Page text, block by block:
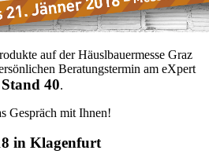
auf der Häuslbauermesse Graz
Beratungstermin am eXpert
40.
Gespräch mit Ihnen!
in Klagenfurt